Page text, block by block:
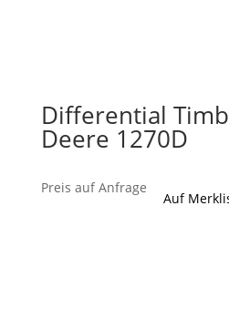
Differential
Deere 1270D
Preis auf Anfrage
Auf